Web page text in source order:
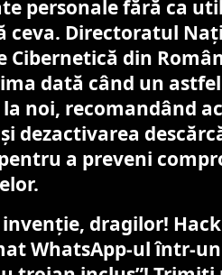
personale fără ca
ceva. Directoratul
Cibernetică din
dată când un
noi, recomandând
dezactivarea
a preveni
invenție, dragilor!
WhatsApp-ul într-un